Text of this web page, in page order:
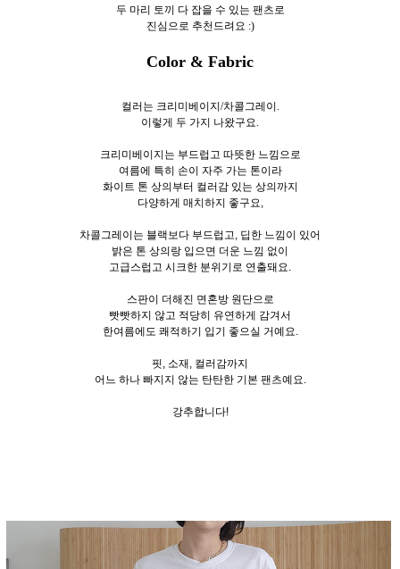
두 마리 토끼 다 잡을 수 있는 팬츠로
진심으로 추천드려요 :)
Color & Fabric
컬러는 크리미베이지/차콜그레이.
이렇게 두 가지 나왔구요.
크리미베이지는 부드럽고 따뜻한 느낌으로
여름에 특히 손이 자주 가는 톤이라
화이트 톤 상의부터 컬러감 있는 상의까지
다양하게 매치하지 좋구요,
차콜그레이는 블랙보다 부드럽고, 딥한 느낌이 있어
밝은 톤 상의랑 입으면 더운 느낌 없이
고급스럽고 시크한 분위기로 연출돼요.
스판이 더해진 면혼방 원단으로
빳빳하지 않고 적당히 유연하게 감겨서
한여름에도 쾌적하기 입기 좋으실 거예요.
핏, 소재, 컬러감까지
어느 하나 빠지지 않는 탄탄한 기본 팬츠예요.
강추합니다!